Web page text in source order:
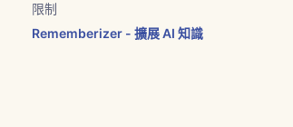
限制
Rememberizer - 擴展 AI 知識